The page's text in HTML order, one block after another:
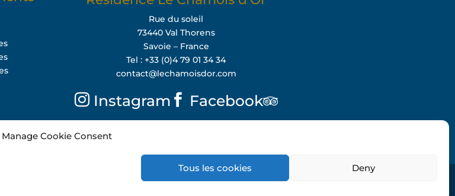
Manage Cookie Consent
Tous les cookies Deny
Rue du soleil
73440 Val Thorens
Savoie – France
Tel : +33 (0)4 79 01 34 34
contact@lechamoisdor.com
Instagram Facebook
Politique de confidentialité CGV hiver CGV été